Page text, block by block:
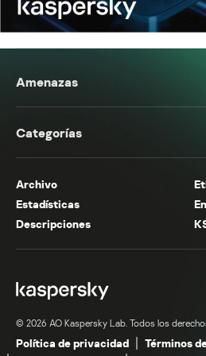
Amenazas
Categorías
Archivo
Estadísticas
Descripciones
© 2026 AO Kaspersky Lab. Todos los
Política de privacidad
Términos